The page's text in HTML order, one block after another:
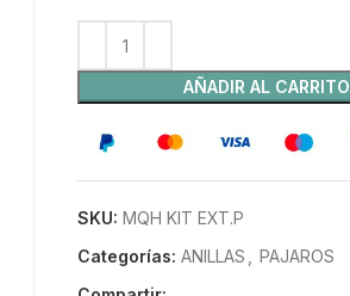
AÑADIR AL CARRITO
SKU: MQH KIT EXT.P
Categorías: ANILLAS
PAJAROS